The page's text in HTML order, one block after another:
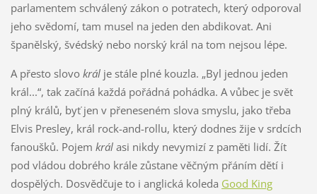
parlamentem schválený zákon o potratech, který odporoval
jeho svědomí, tam musel na jeden den abdikovat. Ani
španělský, švédský nebo norský král na tom nejsou lépe.
A přesto slovo králje stále plné kouzla. „Byl jednou jeden
král...“, tak začíná každá pořádná pohádka. A vůbec je svět
plný králů, byť jen v přeneseném slova smyslu, jako třeba
Elvis Presley, král rock-and-rollu, který dodnes žije v srdcích
fanoušků. Pojem králasi nikdy nevymizí z paměti lidí. Žít
pod vládou dobrého krále zůstane věčným přáním dětí i
dospělých. Dosvědčuje to i anglická koleda Good King